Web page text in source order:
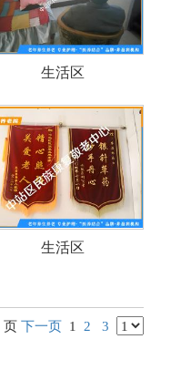
生活区
生活区
页 下一页 1 2 3